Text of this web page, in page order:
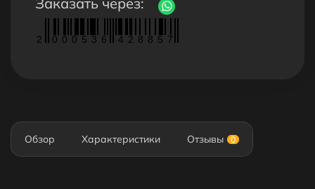
2 0 0 0 5 3 6 4 2 8 8 5 7
Обзор Характеристики Отзывы 0